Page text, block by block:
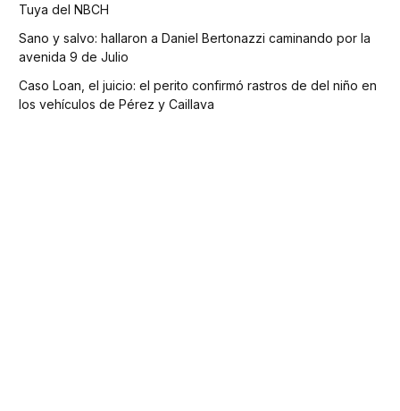
Tuya del NBCH
Sano y salvo: hallaron a Daniel Bertonazzi caminando por la
avenida 9 de Julio
Caso Loan, el juicio: el perito confirmó rastros de del niño en
los vehículos de Pérez y Caillava